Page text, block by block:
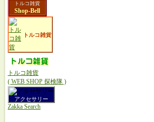
トルコ雑貨
Shop-Bell
トルコ雑貨
トルコ雑貨
( WEB SHOP 探検隊 )
アクセサリー
Zakka Search